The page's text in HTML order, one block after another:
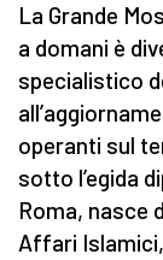
La Grande
a domani è
specialistico
operanti sul
sotto l’egida
Roma, nasce
Affari Islamici,